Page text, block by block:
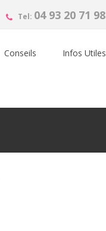
Tel: 04 93 20 71 98
Conseils Infos Utiles